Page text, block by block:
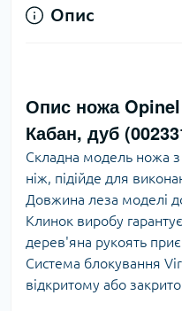
Опис
Опис ножа
Кабан, дуб
Складна модель ножа
ніж, підійде для
Довжина леза моделі
Клинок виробу
дерев'яна рукоять
Система блокування
відкритому або